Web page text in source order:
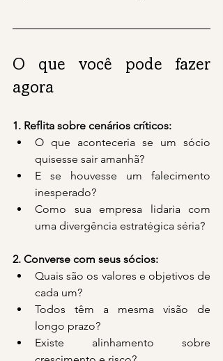
O que você pode fazer
agora
1. Reflita sobre cenários críticos:
O que aconteceria se um sócio
quisesse sair amanhã?
E se houvesse um falecimento
inesperado?
Como sua empresa lidaria com
uma divergência estratégica séria?
2. Converse com seus sócios:
Quais são os valores e objetivos de
cada um?
Todos têm a mesma visão de
longo prazo?
Existe alinhamento sobre